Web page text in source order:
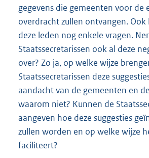
gegevens die gemeenten voor de
overdracht zullen ontvangen.
deze leden nog enkele vragen.
Staatssecretarissen ook al deze
over? Zo ja, op welke wijze
Staatssecretarissen deze
aandacht van de gemeenten en
waarom niet? Kunnen de
aangeven hoe deze suggesties
zullen worden en op welke wijze
faciliteert?